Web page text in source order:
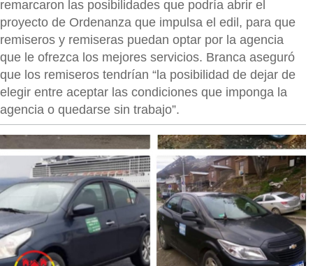
remarcaron las posibilidades que podría abrir el
proyecto de Ordenanza que impulsa el edil, para que
remiseros y remiseras puedan optar por la agencia
que le ofrezca los mejores servicios. Branca aseguró
que los remiseros tendrían “la posibilidad de dejar de
elegir entre aceptar las condiciones que imponga la
agencia o quedarse sin trabajo”.